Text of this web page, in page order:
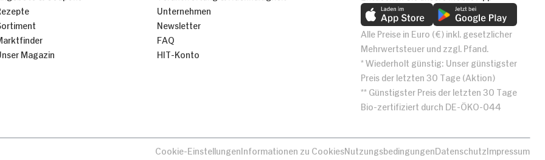
Magazin
Unternehmen
Newsletter
FAQ
HIT-Konto
Alle Preise in Euro (€) inkl. gesetzlicher
Mehrwertsteuer und zzgl. Pfand.
* Wiederholt günstig: Unser günstigster
Preis der letzten 30 Tage (Aktion)
** Günstigster Preis der letzten 30 Tage
Bio-zertifiziert durch DE-ÖKO-044
Cookie-EinstellungenInformationen zu CookiesNutzungsbedingungenDatenschutzImpressum